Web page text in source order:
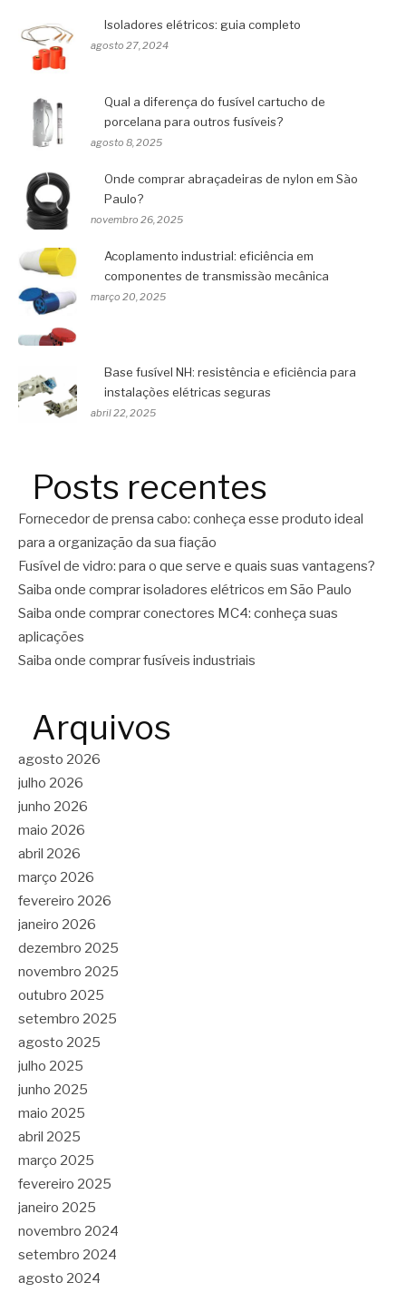
Isoladores elétricos: guia completo
agosto 27, 2024
Qual a diferença do fusível cartucho de
porcelana para outros fusíveis?
agosto 8, 2025
Onde comprar abraçadeiras de nylon em São
Paulo?
novembro 26, 2025
Acoplamento industrial: eficiência em
componentes de transmissão mecânica
março 20, 2025
Base fusível NH: resistência e eficiência para
instalações elétricas seguras
abril 22, 2025
Posts recentes
Fornecedor de prensa cabo: conheça esse produto ideal
para a organização da sua fiação
Fusível de vidro: para o que serve e quais suas vantagens?
Saiba onde comprar isoladores elétricos em São Paulo
Saiba onde comprar conectores MC4: conheça suas
aplicações
Saiba onde comprar fusíveis industriais
Arquivos
agosto 2026
julho 2026
junho 2026
maio 2026
abril 2026
março 2026
fevereiro 2026
janeiro 2026
dezembro 2025
novembro 2025
outubro 2025
setembro 2025
agosto 2025
julho 2025
junho 2025
maio 2025
abril 2025
março 2025
fevereiro 2025
janeiro 2025
novembro 2024
setembro 2024
agosto 2024